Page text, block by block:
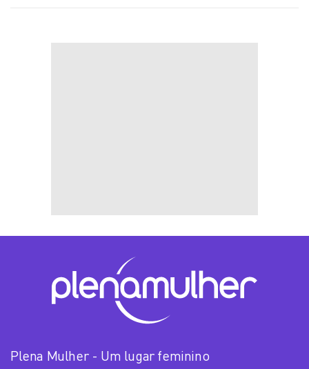
Plena Mulher - Um lugar feminino